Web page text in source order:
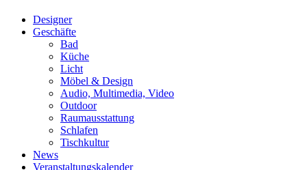
Designer
Geschäfte
Bad
Küche
Licht
Möbel & Design
Audio, Multimedia, Video
Outdoor
Raumausstattung
Schlafen
Tischkultur
News
Veranstaltungskalender